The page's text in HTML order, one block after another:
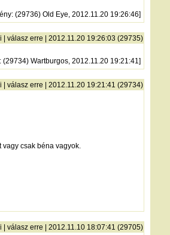
: (29736) Old Eye, 2012.11.20 19:26:46]
válasz erre | 2012.11.20 19:26:03 (29735)
: (29734) Wartburgos, 2012.11.20 19:21:41]
válasz erre | 2012.11.20 19:21:41 (29734)
vagy csak béna vagyok.
válasz erre | 2012.11.10 18:07:41 (29705)